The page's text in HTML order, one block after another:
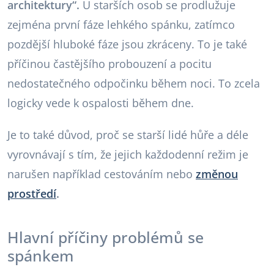
architektury“. U starších osob se prodlužuje
zejména první fáze lehkého spánku, zatímco
pozdější hluboké fáze jsou zkráceny. To je také
příčinou častějšího probouzení a pocitu
nedostatečného odpočinku během noci. To zcela
logicky vede k ospalosti během dne.
Je to také důvod, proč se starší lidé hůře a déle
vyrovnávají s tím, že jejich každodenní režim je
narušen například cestováním nebo změnou
prostředí.
Hlavní příčiny problémů se
spánkem